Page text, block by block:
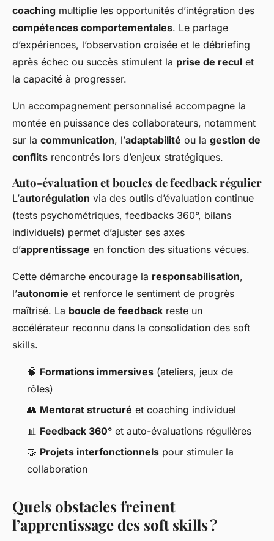
coaching multiplie les opportunités d’intégration des
compétences comportementales. Le partage
d’expériences, l’observation croisée et le débriefing
après échec ou succès stimulent la prise de recul et
la capacité à progresser.
Un accompagnement personnalisé accompagne la
montée en puissance des collaborateurs, notamment
sur la communication, l’adaptabilité ou la gestion de
conflits rencontrés lors d’enjeux stratégiques.
Auto-évaluation et boucles de feedback régulier
L’autorégulation via des outils d’évaluation continue
(tests psychométriques, feedbacks 360°, bilans
individuels) permet d’ajuster ses axes
d’apprentissage en fonction des situations vécues.
Cette démarche encourage la responsabilisation,
l’autonomie et renforce le sentiment de progrès
maîtrisé. La boucle de feedback reste un
accélérateur reconnu dans la consolidation des soft
skills.
🧠 Formations immersives (ateliers, jeux de
rôles)
👥 Mentorat structuré et coaching individuel
📊 Feedback 360° et auto-évaluations régulières
🤝 Projets interfonctionnels pour stimuler la
collaboration
Quels obstacles freinent
l’apprentissage des soft skills ?